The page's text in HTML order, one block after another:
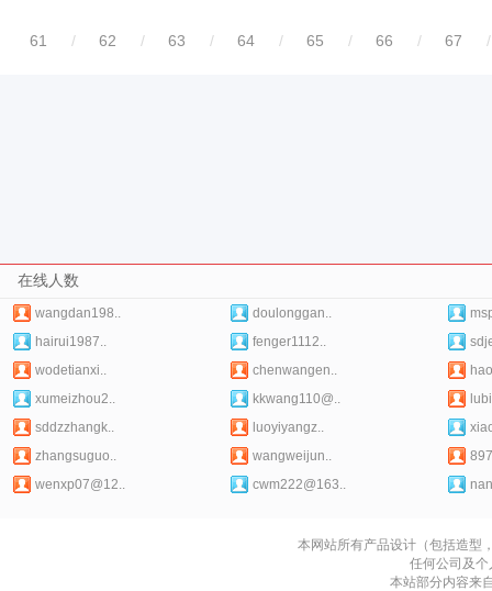
61 / 62 / 63 / 64 / 65 / 66 / 67 /
在线人数
wangdan198.. doulonggan..
hairui1987..
fenger1112..
wodetianxi..
chenwangen..
xumeizhou2..
kkwang110@..
sddzzhangk..
luoyiyangz..
zhangsuguo..
wangweijun..
wenxp07@12..
cwm222@163..
本网站所有产品设计（包括造型
任何公司及
本站部分内容来